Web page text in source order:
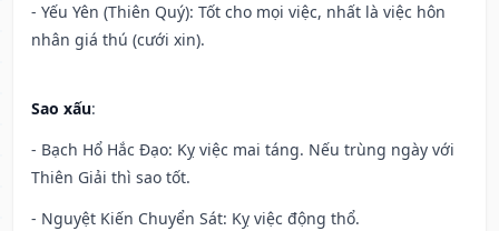
- Yếu Yên (Thiên Quý): Tốt cho mọi việc, nhất là việc hôn
nhân giá thú (cưới xin).
Sao xấu:
- Bạch Hổ Hắc Đạo: Kỵ việc mai táng. Nếu trùng ngày với
Thiên Giải thì sao tốt.
- Nguyệt Kiến Chuyển Sát: Kỵ việc động thổ.